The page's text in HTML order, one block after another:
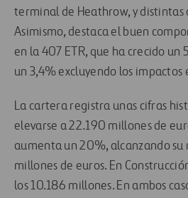
terminal de Heathrow, y distintas
Asimismo, destaca el buen
en la 407 ETR, que ha crecido un
un 3,4% excluyendo los
La cartera registra unas cifras
elevarse a 22.190 millones de
aumenta un 20%, alcanzando su
millones de euros. En
los 10.186 millones. En ambos